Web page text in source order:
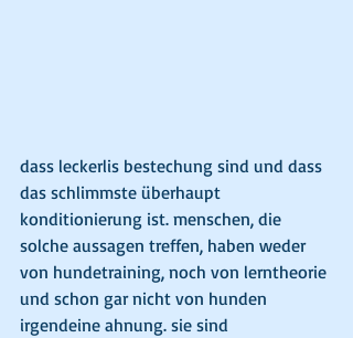
dass leckerlis bestechung sind und dass
das schlimmste überhaupt
konditionierung ist. menschen, die
solche aussagen treffen, haben weder
von hundetraining, noch von lerntheorie
und schon gar nicht von hunden
irgendeine ahnung. sie sind